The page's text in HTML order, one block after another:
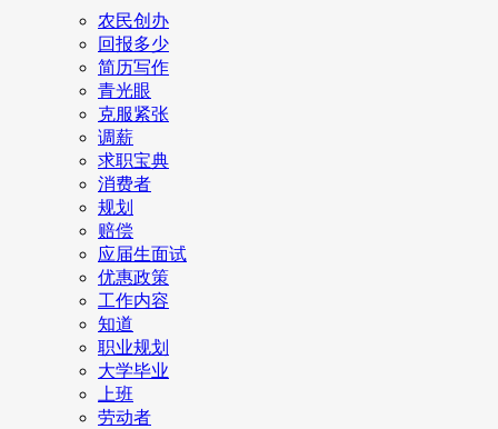
农民创办
回报多少
简历写作
青光眼
克服紧张
调薪
求职宝典
消费者
规划
赔偿
应届生面试
优惠政策
工作内容
知道
职业规划
大学毕业
上班
劳动者